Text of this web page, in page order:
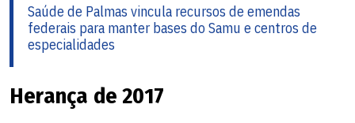
Saúde de Palmas vincula recursos de emendas
federais para manter bases do Samu e centros de
especialidades
Herança de 2017